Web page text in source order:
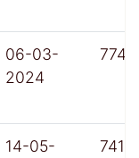
06-03-
2024
774
14-05-
741